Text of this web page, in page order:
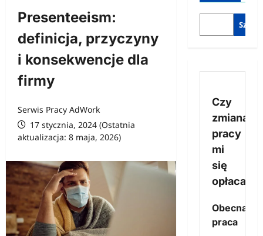
Presenteeism:
definicja, przyczyny
i konsekwencje dla
firmy
Serwis Pracy AdWork
17 stycznia, 2024 (Ostatnia
aktualizacja: 8 maja, 2026)
Szukaj
Czy
zmiana
pracy
mi
się
opłaca?
Obecna
praca